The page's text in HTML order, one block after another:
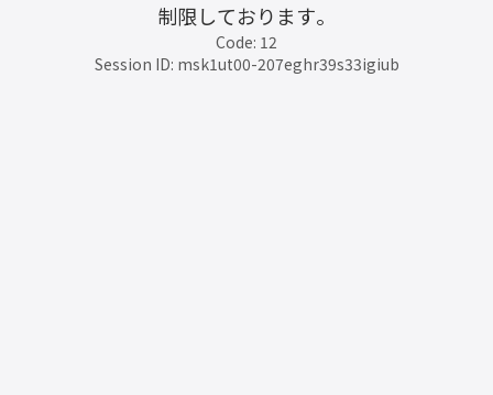
制限しております。
Code: 12
Session ID: msk1ut00-207eghr39s33igiub